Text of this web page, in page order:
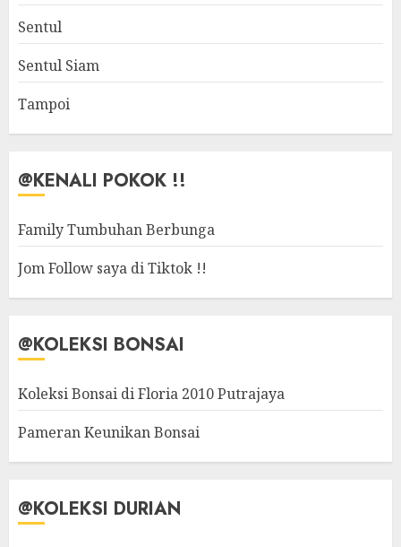
Sentul
Sentul Siam
Tampoi
@KENALI POKOK !!
Family Tumbuhan Berbunga
Jom Follow saya di Tiktok !!
@KOLEKSI BONSAI
Koleksi Bonsai di Floria 2010 Putrajaya
Pameran Keunikan Bonsai
@KOLEKSI DURIAN